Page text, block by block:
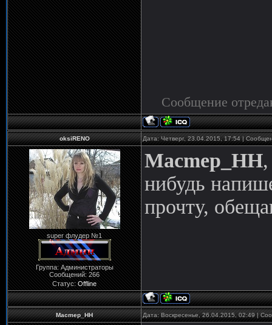
Сообщение
oksiRENO Дата: Четверг, 23.04.2015, 17:54 |
super флудер №1
Группа: Администраторы
Сообщений:266
Статус:Offline
Macmep_HH
нибудь
прочту,
Macmep_HH Дата: Воскресенье, 26.04.2015, 02:49 |